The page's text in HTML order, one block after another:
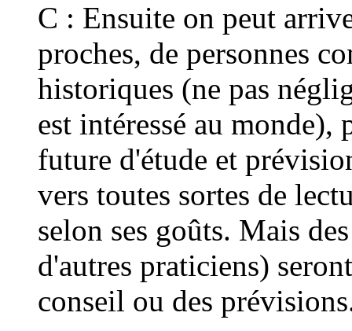
C : Ensuite on peut
proches, de personnes
historiques (ne pas
est intéressé au monde),
future d'étude et
vers toutes sortes de
selon ses goûts. Mais
d'autres praticiens)
conseil ou des